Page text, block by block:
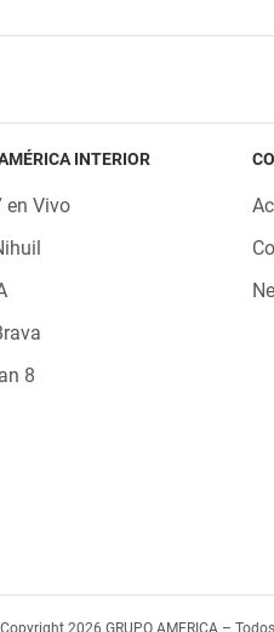
INTERIOR
en Vivo
8
2026 GRUPO AMERICA –